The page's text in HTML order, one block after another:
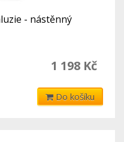
- nástěnný
1 198 Kč
Do košíku